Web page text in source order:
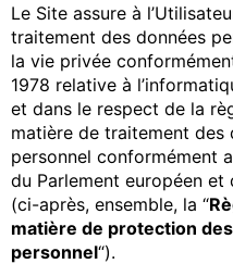
Le Site assure à
traitement des données
la vie privée
1978 relative à
et dans le respect de la
matière de traitement des
personnel conformément
du Parlement européen
(ci-après, ensemble, la “
matière de protection
personnel“).